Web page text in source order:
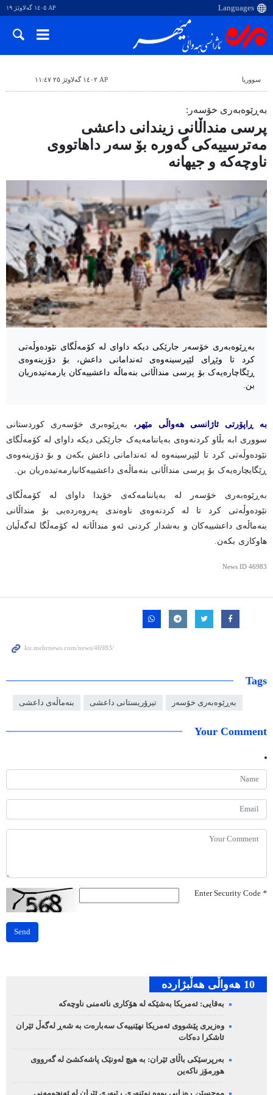
AP ١٤٠٥ گەلاوێژ ١٩
سووریا AP ١٤٠٢ گەلاوێژ ٢٥ ١١:٤٧
بەڕێوەبەری خۆسەر:
پرسی منداڵانی زیندانی داعشی
مەترسییەکی گەورە بۆ سەر داهاتووی
ناوچەکە و جیهانە
بەڕێوەبەری خۆسەر جارێکی دیکە داوای لە کۆمەڵگای نێودەوڵەتی
کرد تا وێڕای لێپرسینەوەی ئەندامانی داعش، بۆ دۆزینەوەی
ڕێگاچارەیەک بۆ پرسی منداڵانی بنەماڵە داعشییەکان یارمەتیدەریان
بن.
بە ڕاپۆرتی ئاژانسی هەواڵی مێهر، بەڕێوەبری خۆسەری کوردستانی
سووری ابە بڵاو کردنەوەی بەیاننامەیەک جارێکی دیکە داوای لە کۆمەڵگای
نێودەوڵەتی کرد تا لێپرسینەوە لە ئەندامانی داعش بکەن و بۆ دۆزینەوەی
ڕێگایچارەیەک بۆ پرسی منداڵانی بنەماڵەی داعشییەکانیارمەتیدەریان بن.
بەڕێوەبەری خۆسەر لە بەیاننامەکەی خۆیدا داوای لە کۆمەڵگای
نێودەوڵەتی کرد تا لە کردنەوەی ناوەندی پەروەردەیی بۆ منداڵانی
بنەماڵەی داعشییەکان و بەشدار کردنی ئەو منداڵانە لە کۆمەڵگا لەگەڵیان
هاوکاری بکەن.
News ID 46983
Tags
بەڕێوەبەری خۆسەر تیرۆریستانی داعشی بنەماڵەی داعشی
Your Comment
*
Send
10 هه‌واڵی هه‌ڵبژارده‌
بەقایی: ئەمریکا بەشێکە لە هۆکاری نائەمنی ناوچەکە
وەزیری پێشووی ئەمریکا نهێنییەک سەبارەت بە شەڕ لەگەڵ ئێران
ئاشکرا دەکات
بەرپرسێکی باڵای ئێران: بە هیچ لەونێک پاشەکشێ لە گەرووی
هورمۆز ناکەین
موحسێن ڕەزایی بووە نوێنەری ڕێبەری ئێران لە ئەنجومەنی